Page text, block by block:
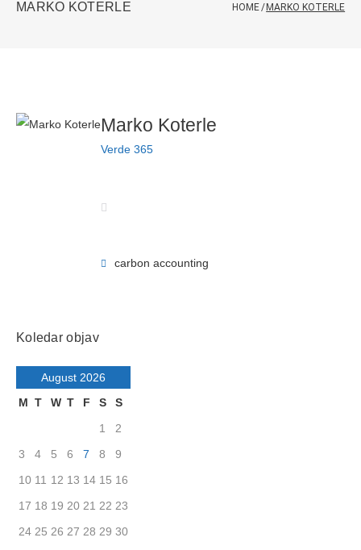
MARKO KOTERLE HOME/ MARKO KOTERLE
Marko Koterle
Verde 365
carbon accounting
Koledar objav
August 2026
M T W T F S
S
1
2
3
4 5 6 7 8
9
10 11 12 13 14 15 16
17 18 19 20 21 22 23
24 25 26 27 28 29 30